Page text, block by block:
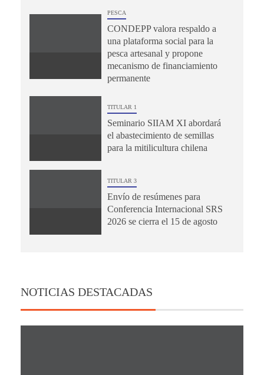
PESCA
CONDEPP valora respaldo a
una plataforma social para la
pesca artesanal y propone
mecanismo de financiamiento
permanente
TITULAR 1
Seminario SIIAM XI abordará
el abastecimiento de semillas
para la mitilicultura chilena
TITULAR 3
Envío de resúmenes para
Conferencia Internacional SRS
2026 se cierra el 15 de agosto
NOTICIAS DESTACADAS